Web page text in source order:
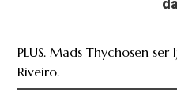
PLUS. Mads Thychosen
Riveiro.